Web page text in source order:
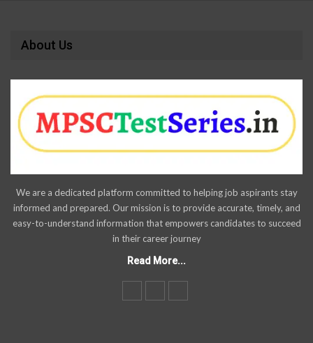
About Us
We are a dedicated platform committed to helping job aspirants stay
informed and prepared. Our mission is to provide accurate, timely, and
easy-to-understand information that empowers candidates to succeed
in their career journey
Read More...